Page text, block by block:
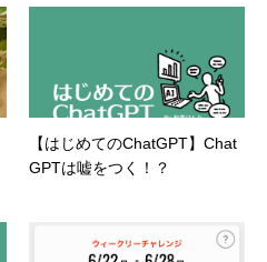
【はじめてのChatGPT】Chat
GPTは嘘をつく！？